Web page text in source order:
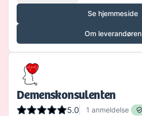
Se hjemmeside
Om leverandøren
Demenskonsulenten
5.0 1 anmeldelse